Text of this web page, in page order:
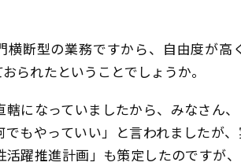
横断型の業務ですから、自由度が
られたということでしょうか。
轄になっていましたから、みなさん
でもやっていい」と言われましたが
躍推進計画」も策定したのですが